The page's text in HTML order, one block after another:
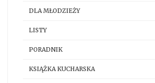
DLA MŁODZIEŻY
LISTY
PORADNIK
KSIĄŻKA KUCHARSKA